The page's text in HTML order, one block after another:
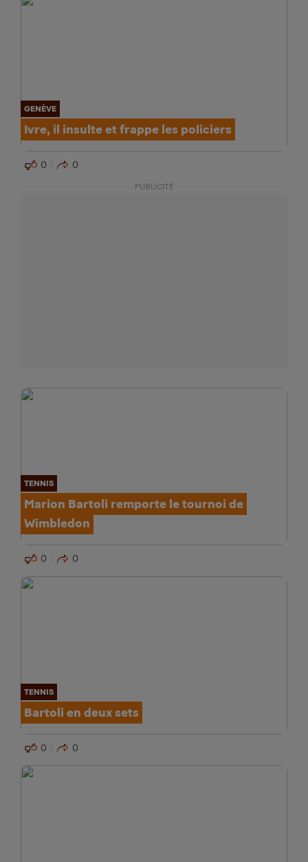
GENÈVE
Ivre, il insulte et frappe les policiers
0 0
PUBLICITÉ
TENNIS
Marion Bartoli remporte le tournoi de
Wimbledon
0 0
TENNIS
Bartoli en deux sets
0 0